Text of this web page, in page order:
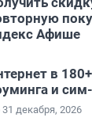
Афише
в
и
декабря, 2026